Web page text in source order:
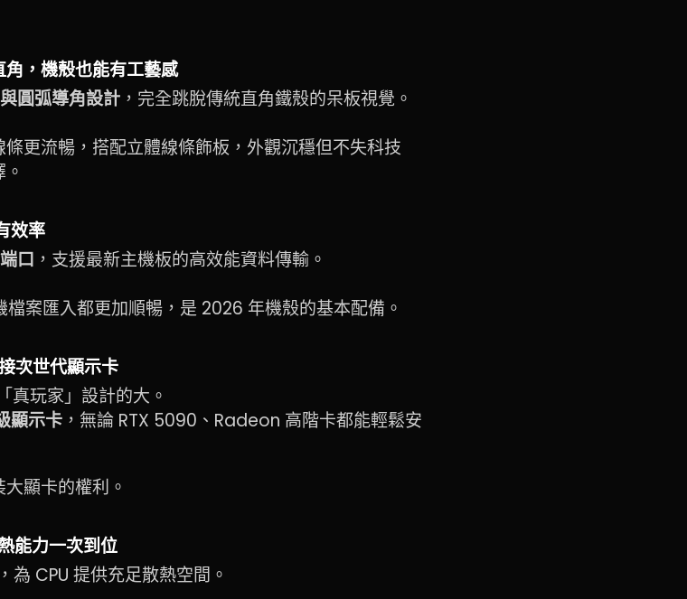
，機殼也能有工藝感
圓弧導角設計 ，完全跳脫傳統直角鐵殼的呆板視覺。
更流暢，搭配立體線條飾板，外觀沉穩但不失科技
效率
口 ，支援最新主機板的高效能資料傳輸。
案匯入都更加順暢，是 2026 年機殼的基本配備。
次世代顯示卡
玩家」設計的大。
顯示卡 ，無論 RTX 5090、Radeon 高階卡都能輕鬆安
顯卡的權利。
能力一次到位
為 CPU 提供充足散熱空間。